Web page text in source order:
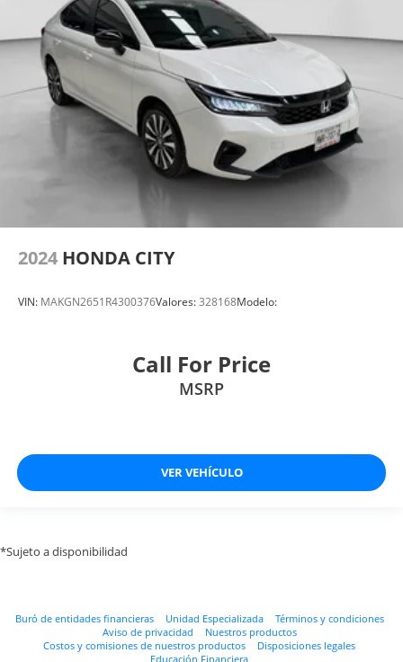
2024 HONDA CITY
VIN: MAKGN2651R4300376Valores:328168Modelo:
Call For Price
MSRP
VER VEHÍCULO
*Sujeto a disponibilidad
Buró de entidades financieras Unidad Especializada
Términos y condiciones
Aviso de privacidad
Nuestros productos
Costos y comisiones de nuestros productos
Disposiciones legales
Educación Financiera